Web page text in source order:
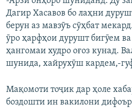
Дагир Хасавов бо лаҳни
берун аз мавзӯъ сӯҳбат
ӯро ҳарфҳои дурушт бигӯем
ҳангомаи худро оғоз кунад.
шунида, хайрухӯш кардем,-
Мақомоти тоҷик дар ҳоле
боздошти ин вакилони